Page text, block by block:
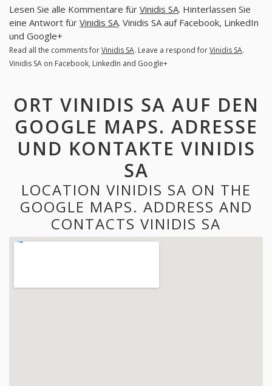
Lesen Sie alle Kommentare für Vinidis SA. Hinterlassen Sie
eine Antwort für Vinidis SA. Vinidis SA auf Facebook, LinkedIn
und Google+
Read all the comments forVinidis SA. Leave a respond forVinidis SA.
Vinidis SA on Facebook, LinkedIn and Google+
ORT VINIDIS SA AUF DEN
GOOGLE MAPS. ADRESSE
UND KONTAKTE VINIDIS
SA
LOCATION VINIDIS SA ON THE
GOOGLE MAPS. ADDRESS AND
CONTACTS VINIDIS SA